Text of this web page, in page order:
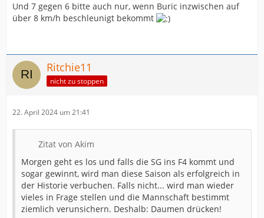
Und 7 gegen 6 bitte auch nur, wenn Buric inzwischen auf
über 8 km/h beschleunigt bekommt
Ritchie11
nicht zu stoppen
22. April 2024 um 21:41
Zitat von Akim
Morgen geht es los und falls die SG ins F4 kommt und
sogar gewinnt, wird man diese Saison als erfolgreich in
der Historie verbuchen. Falls nicht... wird man wieder
vieles in Frage stellen und die Mannschaft bestimmt
ziemlich verunsichern. Deshalb: Daumen drücken!